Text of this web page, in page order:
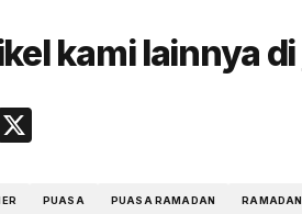
kami lainnya di
PUASA PUASA RAMADAN RAMADAN